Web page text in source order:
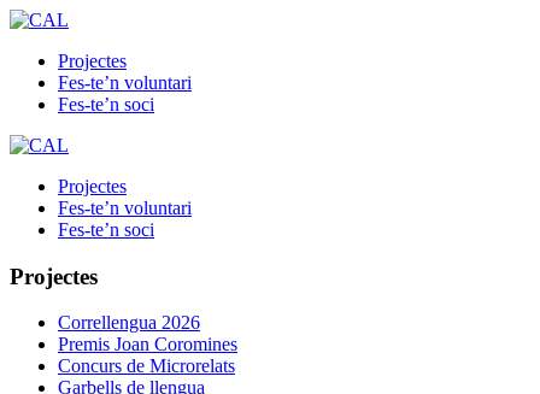
Projectes
Fes-te’n voluntari
Fes-te’n soci
Projectes
Fes-te’n voluntari
Fes-te’n soci
Projectes
Correllengua 2026
Premis Joan Coromines
Concurs de Microrelats
Garbells de llengua